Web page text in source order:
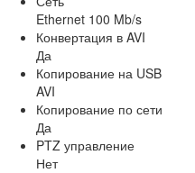
Ethernet 100 Mb/s
Конвертация в AVI
Да
Копирование на USB
AVI
Копирование по сети
Да
PTZ управление
Нет